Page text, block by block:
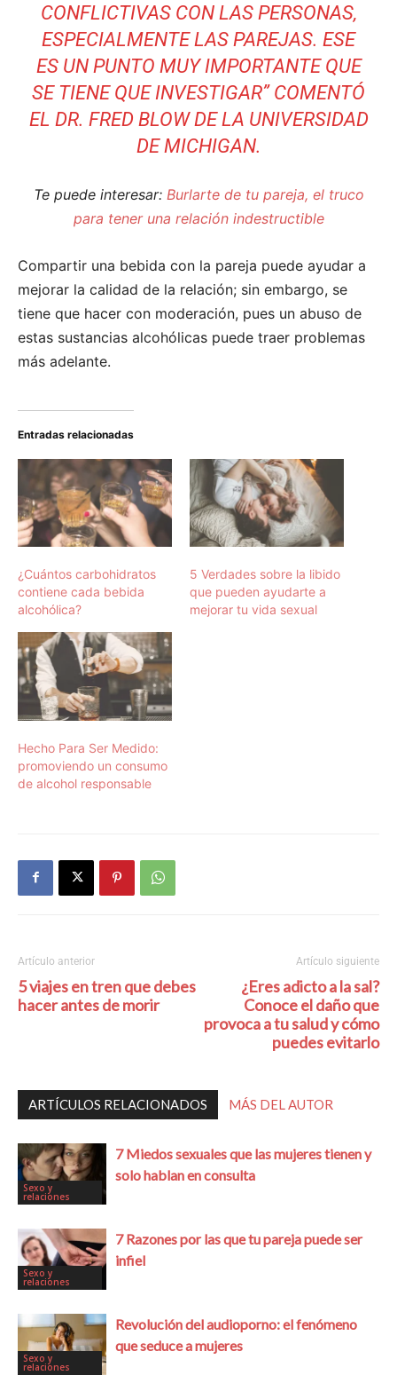
CONFLICTIVAS CON LAS PERSONAS,
ESPECIALMENTE LAS PAREJAS. ESE
ES UN PUNTO MUY IMPORTANTE QUE
SE TIENE QUE INVESTIGAR” COMENTÓ
EL DR. FRED BLOW DE LA UNIVERSIDAD
DE MICHIGAN.
Te puede interesar: Burlarte de tu pareja, el truco
para tener una relación indestructible
Compartir una bebida con la pareja puede ayudar a
mejorar la calidad de la relación; sin embargo, se
tiene que hacer con moderación, pues un abuso de
estas sustancias alcohólicas puede traer problemas
más adelante.
Entradas relacionadas
¿Cuántos carbohidratos
contiene cada bebida
alcohólica?
5 Verdades sobre la libido
que pueden ayudarte a
mejorar tu vida sexual
Hecho Para Ser Medido:
promoviendo un consumo
de alcohol responsable
Artículo anterior
5 viajes en tren que debes
hacer antes de morir
Artículo siguiente
¿Eres adicto a la sal?
Conoce el daño que
provoca a tu salud y cómo
puedes evitarlo
ARTÍCULOS RELACIONADOS MÁS DEL AUTOR
Sexo y
relaciones
7 Miedos sexuales que las mujeres tienen y
solo hablan en consulta
Sexo y
relaciones
7 Razones por las que tu pareja puede ser
infiel
Sexo y
relaciones
Revolución del audioporno: el fenómeno
que seduce a mujeres